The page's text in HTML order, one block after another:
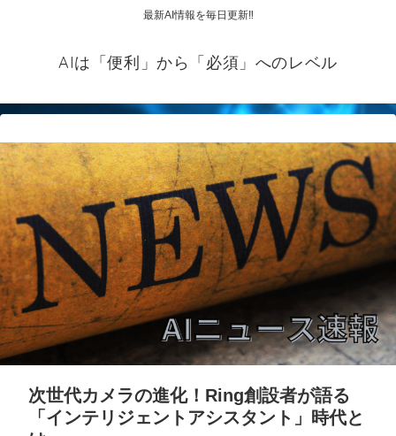
最新AI情報を毎日更新‼
AIは「便利」から「必須」へのレベル
次世代カメラの進化！Ring創設者が語る
「インテリジェントアシスタント」時代と